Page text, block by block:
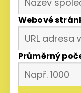
Webové
Průměrný